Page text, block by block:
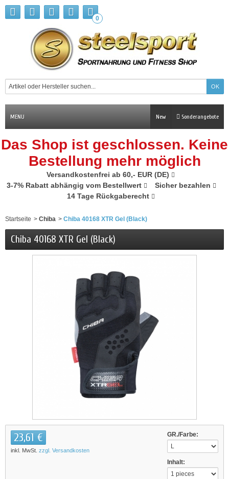
0
MENU Sonderangebote
New
Das Shop ist geschlossen. Keine
Bestellung mehr möglich
Versandkostenfrei ab 60,- EUR (DE)
3-7% Rabatt abhängig vom Bestellwert
Sicher bezahlen
14 Tage Rückgaberecht
Startseite > Chiba > Chiba 40168 XTR Gel (Black)
Chiba 40168 XTR Gel (Black)
GR./Farbe:
Inhalt:
23,61 €
inkl. MwSt. zzgl. Versandkosten